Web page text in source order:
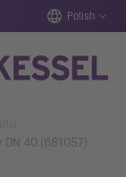
Polish
DN 40 (681057)